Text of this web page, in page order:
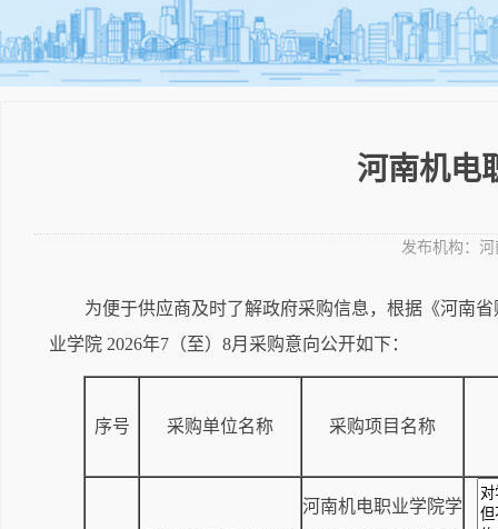
河南机电
发布机构：
为便于供应商及时了解政府采购信息，根据《河南
业学院 2026年7（至）8月采购意向公开如下：
序号 采购单位名称 采购项目名称
河南机电职业学院学